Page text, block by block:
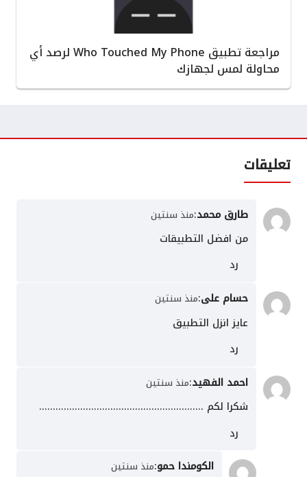
مراجعة تطبيق Who Touched My Phone لرصد أي
محاولة لمس لجهازك
تعليقات
طارق محمد:منذ سنتين
من افضل التطبيقات
رد
حسام على:منذ سنتين
عايز انزل التطبيق
رد
احمد الفهيد:منذ سنتين
شكرا لكم ……………………………………………………
رد
الكومندا حمو:منذ سنتين